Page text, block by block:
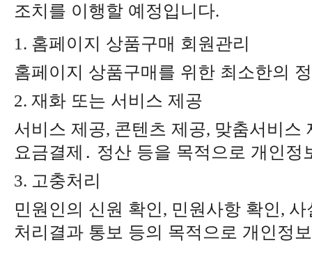
조치를 이행할 예정입니다.
1. 홈페이지 상품구매 회원관리
홈페이지 상품구매를 위한 최소한의
2. 재화 또는 서비스 제공
서비스 제공, 콘텐츠 제공, 맞춤서비스
요금결제 ․ 정산 등을 목적으로 개인정
3. 고충처리
민원인의 신원 확인, 민원사항 확인, 사
처리결과 통보 등의 목적으로 개인정